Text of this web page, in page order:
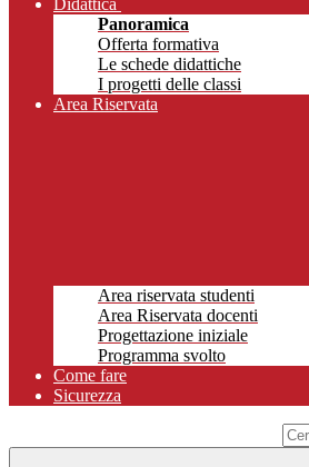
Didattica
Panoramica
Offerta formativa
Le schede didattiche
I progetti delle classi
Area Riservata
Area riservata studenti
Area Riservata docenti
Progettazione iniziale
Programma svolto
Come fare
Sicurezza